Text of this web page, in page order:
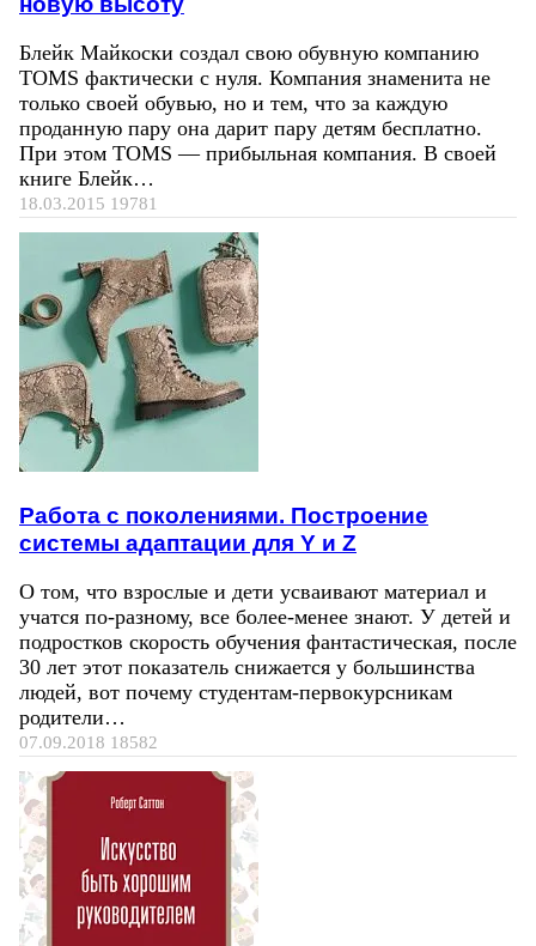
Блейк Майкоски создал свою обувную компанию
TOMS фактически с нуля. Компания знаменита не
только своей обувью, но и тем, что за каждую
проданную пару она дарит пару детям бесплатно.
При этом TOMS — прибыльная компания. В своей
книге Блейк…
18.03.2015 19781
Работа с поколениями. Построение
системы адаптации для Y и Z
О том, что взрослые и дети усваивают материал и
учатся по-разному, все более-менее знают. У детей и
подростков скорость обучения фантастическая, после
30 лет этот показатель снижается у большинства
людей, вот почему студентам-первокурсникам
родители…
07.09.2018 18582